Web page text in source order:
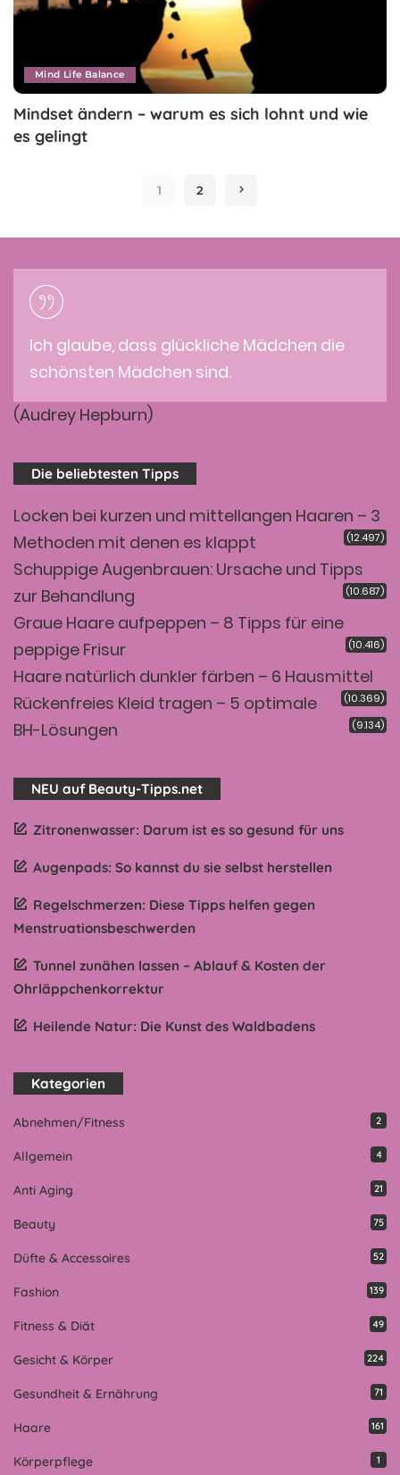
Mind Life Balance
Mindset ändern – warum es sich lohnt und wie
es gelingt
1 2
Ich glaube, dass glückliche Mädchen die
schönsten Mädchen sind.
(Audrey Hepburn)
Die beliebtesten Tipps
Locken bei kurzen und mittellangen Haaren – 3
Methoden mit denen es klappt
(12.497)
Schuppige Augenbrauen: Ursache und Tipps
zur Behandlung
(10.687)
Graue Haare aufpeppen – 8 Tipps für eine
peppige Frisur
(10.416)
Haare natürlich dunkler färben – 6 Hausmittel
(10.369)
Rückenfreies Kleid tragen – 5 optimale
BH-Lösungen
(9.134)
NEU auf Beauty-Tipps.net
Zitronenwasser: Darum ist es so gesund für uns
Augenpads: So kannst du sie selbst herstellen
Regelschmerzen: Diese Tipps helfen gegen
Menstruationsbeschwerden
Tunnel zunähen lassen – Ablauf & Kosten der
Ohrläppchenkorrektur
Heilende Natur: Die Kunst des Waldbadens
Kategorien
Abnehmen/Fitness 2
Allgemein 4
Anti Aging 21
Beauty 75
Düfte & Accessoires 52
Fashion 139
Fitness & Diät 49
Gesicht & Körper 224
Gesundheit & Ernährung 71
Haare 161
Körperpflege 1